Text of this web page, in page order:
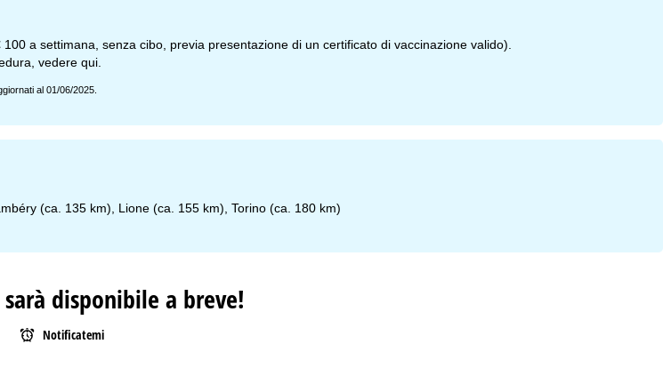
a settimana, senza cibo, previa presentazione di un certificato di vaccinazione valido).
vedere qui.
al 01/06/2025.
(ca. 135 km), Lione (ca. 155 km), Torino (ca. 180 km)
disponibile a breve!
Notificatemi